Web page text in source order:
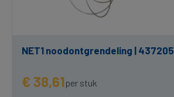
NET1 noodontgrendeling | 437205
€ 38,61per stuk